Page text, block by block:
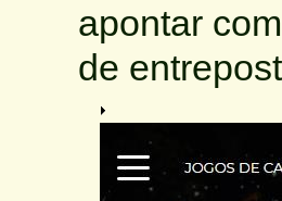
apontar
de